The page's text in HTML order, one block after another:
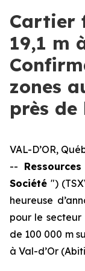
Cartier
19,1 m
zones
près
VAL-D’OR,
--
Société ″)
heureuse
pour le
de 100 000 m
à Val-d’Or